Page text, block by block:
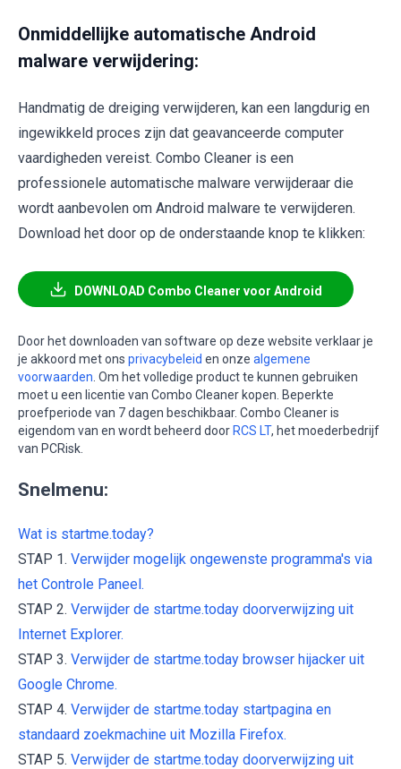
Onmiddellijke automatische Android
malware verwijdering:
Handmatig de dreiging verwijderen, kan een langdurig en
ingewikkeld proces zijn dat geavanceerde computer
vaardigheden vereist. Combo Cleaner is een
professionele automatische malware verwijderaar die
wordt aanbevolen om Android malware te verwijderen.
Download het door op de onderstaande knop te klikken:
DOWNLOAD Combo Cleaner voor Android
Door het downloaden van software op deze website verklaar je
je akkoord met ons privacybeleid en onze algemene
voorwaarden . Om het volledige product te kunnen gebruiken
moet u een licentie van Combo Cleaner kopen. Beperkte
proefperiode van 7 dagen beschikbaar. Combo Cleaner is
eigendom van en wordt beheerd door RCS LT, het moederbedrijf
van PCRisk.
Snelmenu:
Wat is startme.today?
STAP 1. Verwijder mogelijk ongewenste programma's via
het Controle Paneel.
STAP 2. Verwijder de startme.today doorverwijzing uit
Internet Explorer.
STAP 3. Verwijder de startme.today browser hijacker uit
Google Chrome.
STAP 4. Verwijder de startme.today startpagina en
standaard zoekmachine uit Mozilla Firefox.
STAP 5. Verwijder de startme.today doorverwijzing uit